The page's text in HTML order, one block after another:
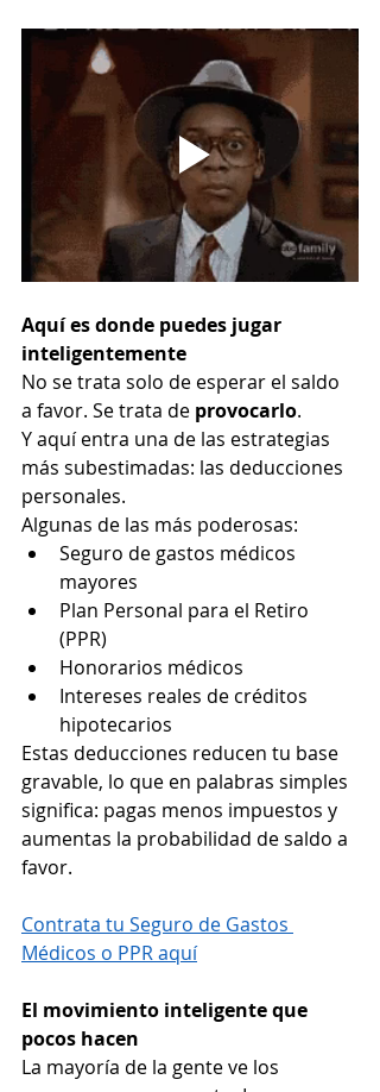
Aquí es donde puedes jugar
inteligentemente
No se trata solo de esperar el saldo
a favor. Se trata de provocarlo.
Y aquí entra una de las estrategias
más subestimadas: las deducciones
personales.
Algunas de las más poderosas:
Seguro de gastos médicos
mayores
Plan Personal para el Retiro
(PPR)
Honorarios médicos
Intereses reales de créditos
hipotecarios
Estas deducciones reducen tu base
gravable, lo que en palabras simples
significa: pagas menos impuestos y
aumentas la probabilidad de saldo a
favor.
Contrata tu Seguro de Gastos
Médicos o PPR aquí
El movimiento inteligente que
pocos hacen
La mayoría de la gente ve los